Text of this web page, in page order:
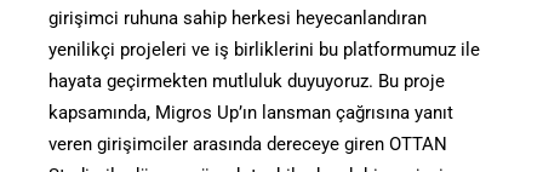
girişimci ruhuna sahip herkesi heyecanlandıran
yenilikçi projeleri ve iş birliklerini bu platformumuz ile
hayata geçirmekten mutluluk duyuyoruz. Bu proje
kapsamında, Migros Up’ın lansman çağrısına yanıt
veren girişimciler arasında dereceye giren OTTAN